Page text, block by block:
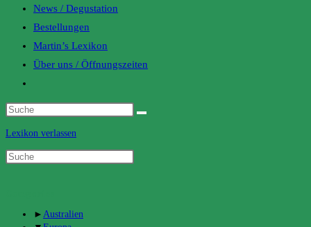
News / Degustation
Bestellungen
Martin’s Lexikon
Über uns / Öffnungszeiten
website
search
Lexikon verlassen
► Australien